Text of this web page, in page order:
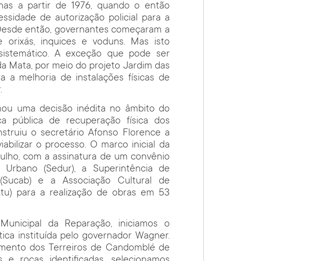
a partir de 1976, quando o então
de autorização policial para a
então, governantes começaram a
orixás, inquices e voduns. Mas isto
A exceção que pode ser
Mata, por meio do projeto Jardim das
a melhoria de instalações físicas de
uma decisão inédita no âmbito do
pública de recuperação física dos
o secretário Afonso Florence a
o processo. O marco inicial da
com a assinatura de um convênio
(Sedur), a Superintência de
e a Associação Cultural de
para a realização de obras em 53
da Reparação, iniciamos o
instituída pelo governador Wagner.
dos Terreiros de Candomblé de